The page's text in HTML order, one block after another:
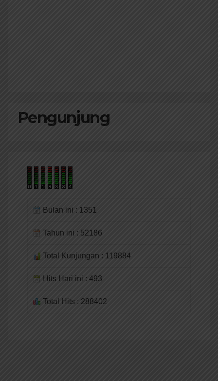
Pengunjung
Bulan ini : 1351
Tahun ini : 52186
Total Kunjungan : 119884
Hits Hari ini : 493
Total Hits : 288402